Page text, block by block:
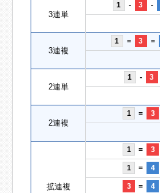
3連単
1 - 3 -
3連複
1 = 3 =
2連単
1 - 3
2連複
1 = 3
拡連複
1 = 3
1 = 4
3 = 4